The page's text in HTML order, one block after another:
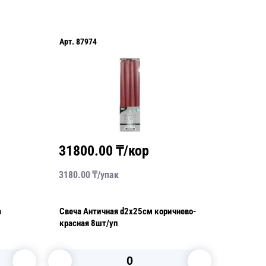
Арт. 87974
31800.00 ₸/кор
3180.00₸/упак
Свеча Античная d2х25см коричнево-
красная 8шт/уп